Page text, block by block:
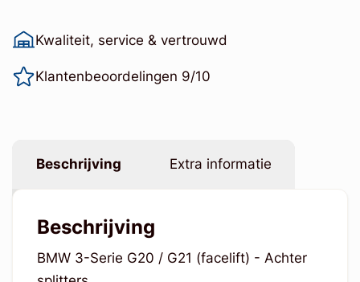
Kwaliteit, service & vertrouwd
Klantenbeoordelingen 9/10
Beschrijving Extra informatie
Beschrijving
BMW 3-Serie G20 / G21 (facelift) - Achter